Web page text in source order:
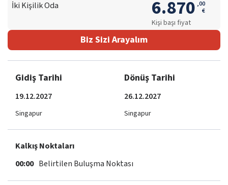
İki Kişilik Oda 6.870 ,00
€
Kişi başı fiyat
Biz Sizi Arayalım
Gidiş Tarihi
19.12.2027
Singapur
Dönüş Tarihi
26.12.2027
Singapur
Kalkış Noktaları
00:00 Belirtilen Buluşma Noktası